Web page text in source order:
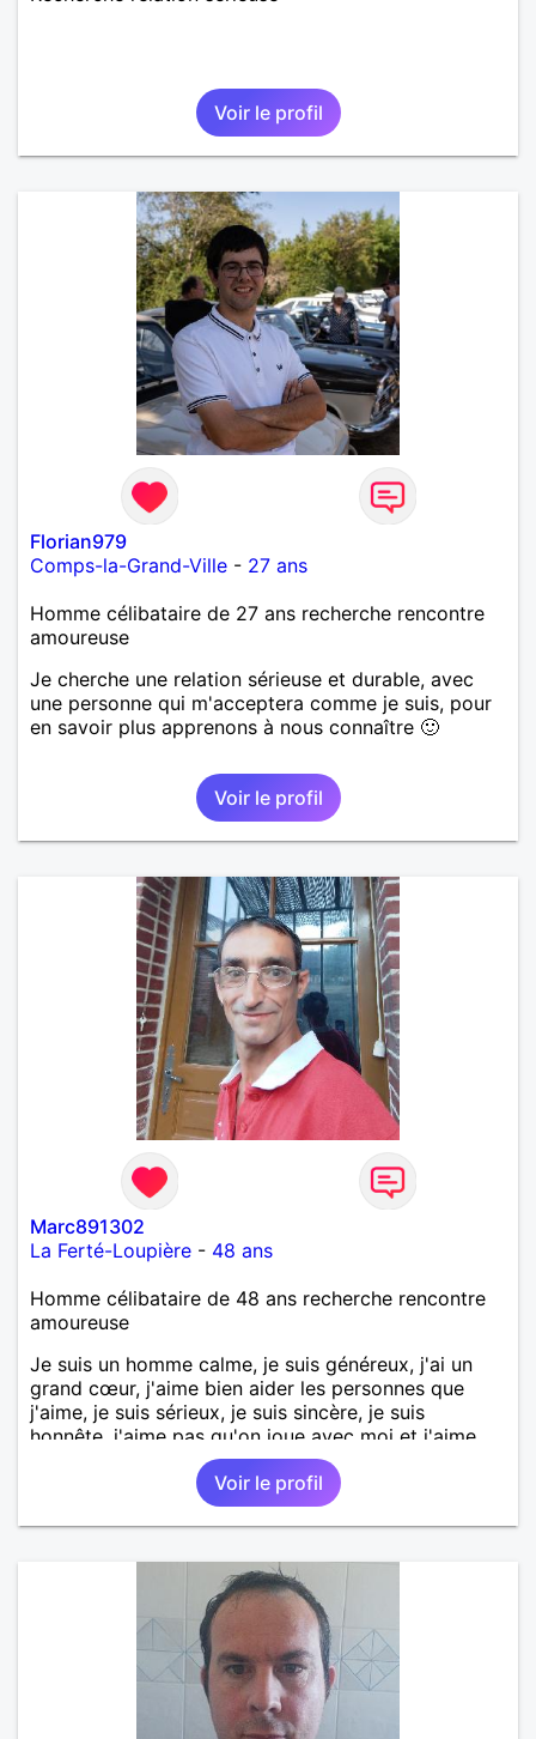
Voir le profil
Florian979
Comps-la-Grand-Ville - 27 ans
Homme célibataire de 27 ans recherche rencontre
amoureuse
Je cherche une relation sérieuse et durable, avec
une personne qui m'acceptera comme je suis, pour
en savoir plus apprenons à nous connaître 🙂
Voir le profil
Marc891302
La Ferté-Loupière - 48 ans
Homme célibataire de 48 ans recherche rencontre
amoureuse
Je suis un homme calme, je suis généreux, j'ai un
grand cœur, j'aime bien aider les personnes que
j'aime, je suis sérieux, je suis sincère, je suis
honnête, j'aime pas qu'on joue avec moi et j'aime
pas les mensonges. Je cherche une relation
amoureuse et sérieuse.Voir le profil